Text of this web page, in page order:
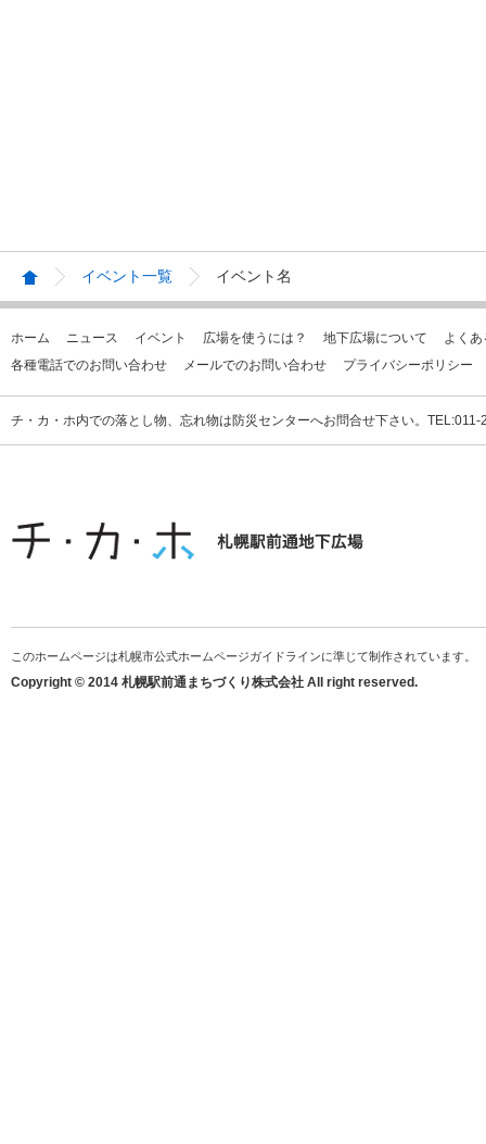
イベント一覧 イベント名
ホーム ニュース イベント 広場を使うには？ 地下広場について
よく
各種電話でのお問い合わせ
メールでのお問い合わせ プライバシーポリシー
チ・カ・ホ内での落とし物、忘れ物は防災センターへお問合せ下さい。
このホームページは札幌市公式ホームページガイドラインに準じて制作されています。
Copyright © 2014 札幌駅前通まちづくり株式会社 All right reserved.